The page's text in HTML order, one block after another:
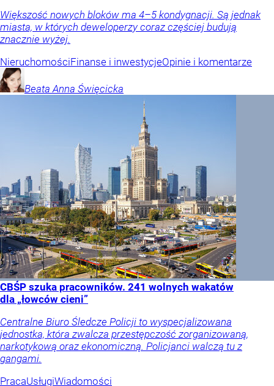
Większość nowych bloków ma 4–5 kondygnacji. Są jednak
miasta, w których deweloperzy coraz częściej budują
znacznie wyżej.
NieruchomościFinanse i inwestycjeOpinie i komentarze
Beata Anna Święcicka
CBŚP szuka pracowników. 241 wolnych wakatów
dla „łowców cieni”
Centralne Biuro Śledcze Policji to wyspecjalizowana
jednostka, która zwalcza przestępczość zorganizowaną,
narkotykową oraz ekonomiczną. Policjanci walczą tu z
gangami.
PracaUsługiWiadomości